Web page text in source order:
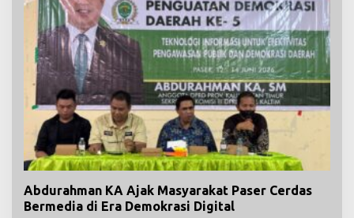
Abdurahman KA Ajak Masyarakat Paser Cerdas
Bermedia di Era Demokrasi Digital